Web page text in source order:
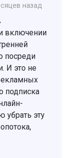
назад
включении
посреди
И это не
подписка
убрать эту